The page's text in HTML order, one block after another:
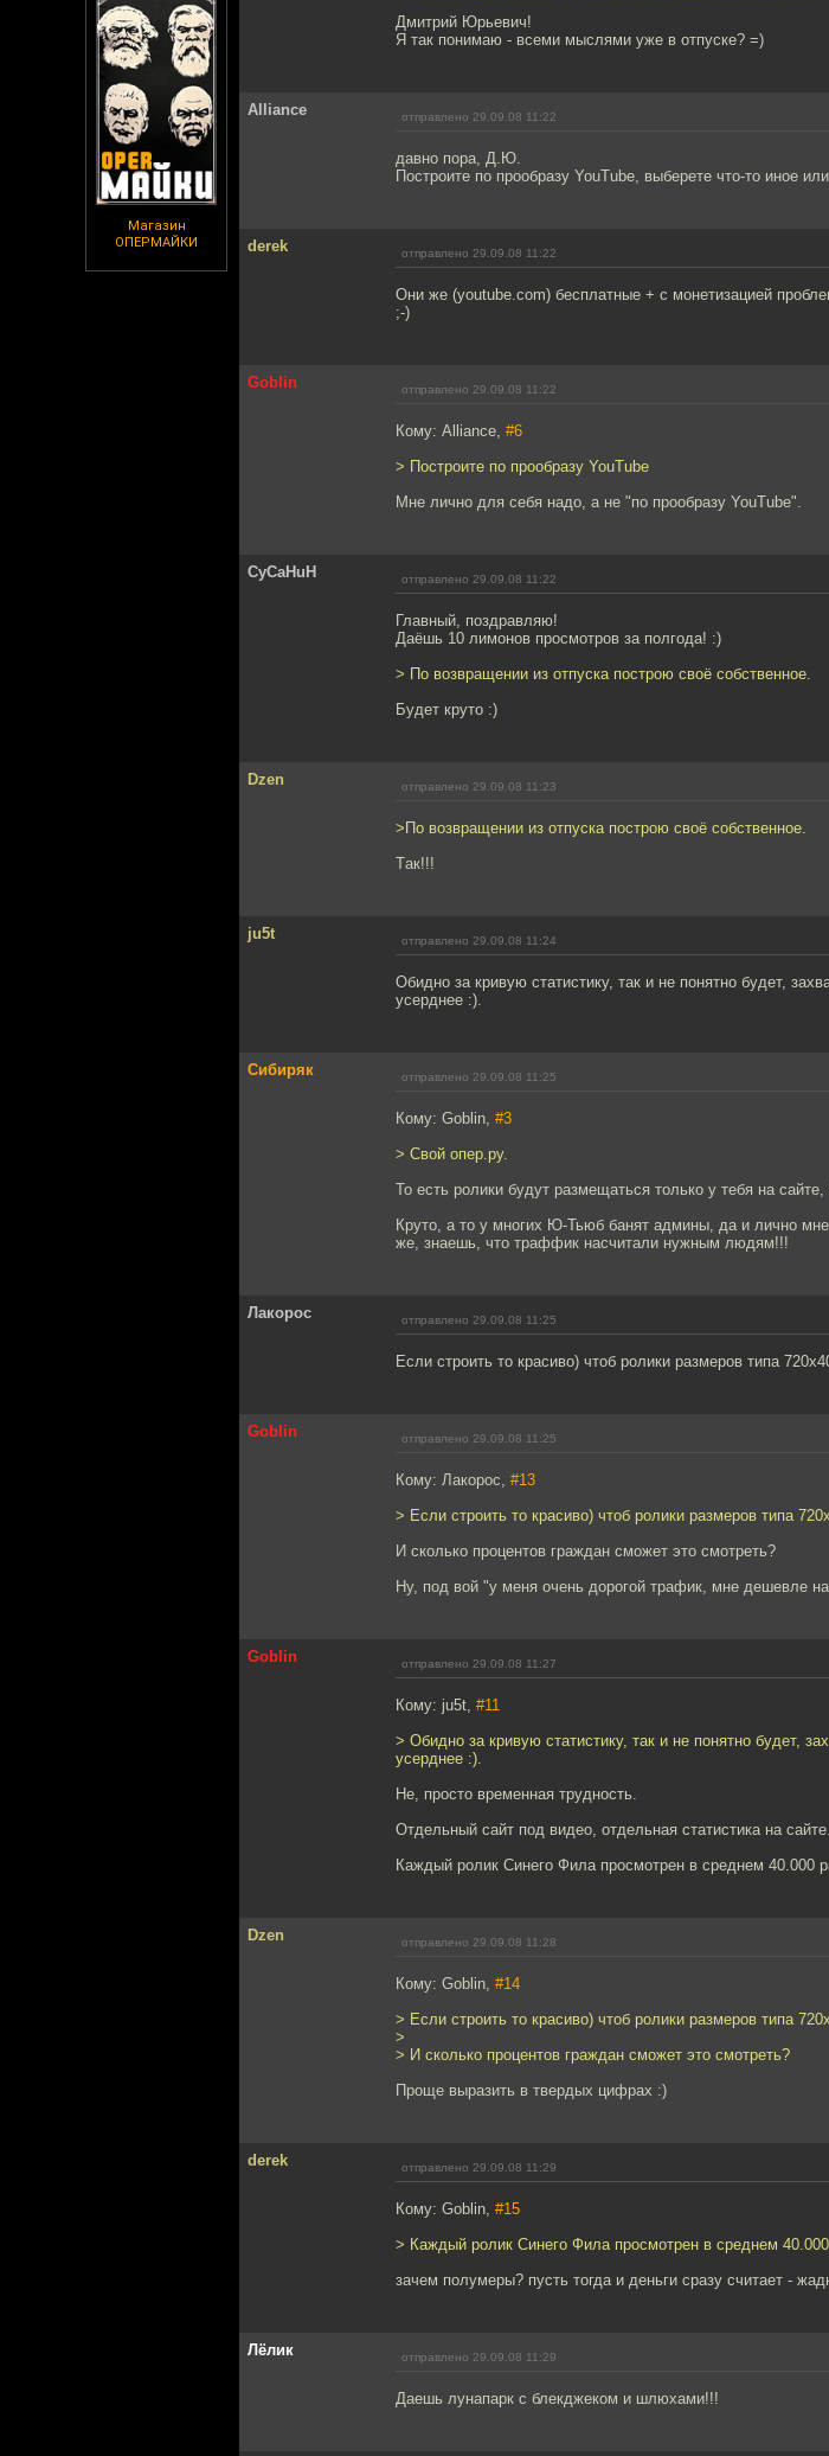
Магазин
ОПЕРМАЙКИ
Дмитрий Юрьевич!
Я так понимаю - всеми мыслями уже в отпуске? =)
Alliance отправлено 29.09.08 11:22
давно пора, Д.Ю.
Построите по прообразу YouTube, выберете что-то иное
derek отправлено 29.09.08 11:22
Они же (youtube.com) бесплатные + с монетизацией
;-)
Goblin отправлено 29.09.08 11:22
Кому: Alliance, #6
> Построите по прообразу YouTube
Мне лично для себя надо, а не "по прообразу YouTube".
CyCaHuH отправлено 29.09.08 11:22
Главный, поздравляю!
Даёшь 10 лимонов просмотров за полгода! :)
> По возвращении из отпуска построю своё собственное.
Будет круто :)
Dzen отправлено 29.09.08 11:23
>По возвращении из отпуска построю своё собственное.
Tак!!!
ju5t отправлено 29.09.08 11:24
Обидно за кривую статистику, так и не понятно будет,
усерднее :).
Сибиряк отправлено 29.09.08 11:25
Кому: Goblin, #3
> Свой опер.ру.
То есть ролики будут размещаться только у тебя на
Круто, а то у многих Ю-Тьюб банят админы, да и лично
же, знаешь, что траффик насчитали нужным людям!!!
Лакорос отправлено 29.09.08 11:25
Если строить то красиво) чтоб ролики размеров типа
Goblin отправлено 29.09.08 11:25
Кому: Лакорос, #13
> Если строить то красиво) чтоб ролики размеров типа
И сколько процентов граждан сможет это смотреть?
Ну, под вой "у меня очень дорогой трафик, мне дешевле
Goblin отправлено 29.09.08 11:27
Кому: ju5t, #11
> Обидно за кривую статистику, так и не понятно будет,
усерднее :).
Не, просто временная трудность.
Отдельный сайт под видео, отдельная статистика на сайте.
Каждый ролик Синего Фила просмотрен в среднем 40.000
Dzen отправлено 29.09.08 11:28
Кому: Goblin, #14
> Если строить то красиво) чтоб ролики размеров типа
>
> И сколько процентов граждан сможет это смотреть?
Проще выразить в твердых цифрах :)
derek отправлено 29.09.08 11:29
Кому: Goblin, #15
> Каждый ролик Синего Фила просмотрен в среднем
зачем полумеры? пусть тогда и деньги сразу считает -
Лёлик отправлено 29.09.08 11:29
Даешь лунапарк с блекджеком и шлюхами!!!